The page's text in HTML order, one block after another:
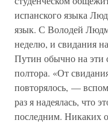
испанского языка
язык. С Володей
неделю, и свидания
Путин обычно на эти
полтора. «От
повторялось, —
раз я надеялась, что
последним. Никаких